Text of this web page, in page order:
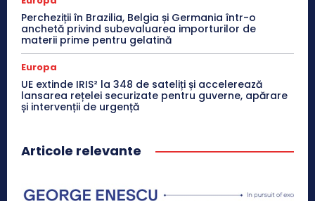
Percheziții în Brazilia, Belgia și Germania într-o
anchetă privind subevaluarea importurilor de
materii prime pentru gelatină
Europa
UE extinde IRIS² la 348 de sateliți și accelerează
lansarea rețelei securizate pentru guverne, apărare
și intervenții de urgență
Articole relevante